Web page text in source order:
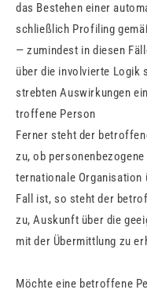
das Be­ste­hen einer
schließ­lich Pro­filing
— zu­min­dest in die­sen
über die in­vol­vier­te Logik
streb­ten Aus­wir­kun­gen
trof­fe­ne Per­son
Fer­ner steht der
zu, ob
ter­na­tio­na­le
Fall ist, so steht der
zu, Aus­kunft über die
mit der Über­mitt­lung zu
Möch­te eine be­trof­fe­ne